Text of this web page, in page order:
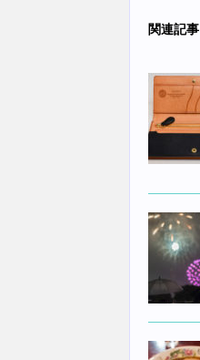
関連記事